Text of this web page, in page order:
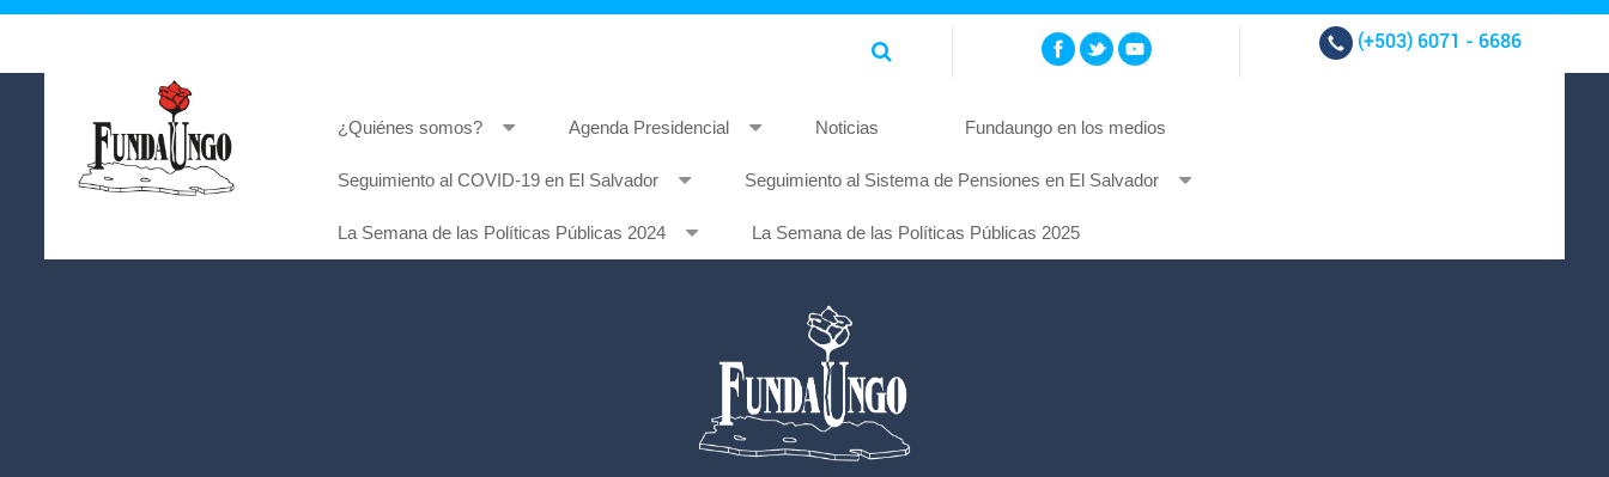
(+503) 6071 - 6686
¿Quiénes somos? Agenda Presidencial Noticias Fundaungo en los medios
Seguimiento al COVID-19 en El Salvador Seguimiento al Sistema de Pensiones en El Salvador
La Semana de las Políticas Públicas 2024 La Semana de las Políticas Públicas 2025